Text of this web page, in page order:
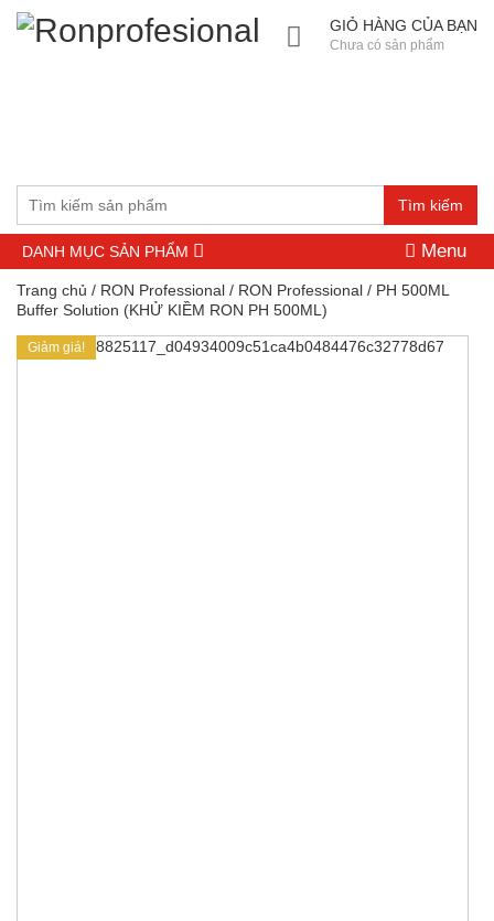
Tìm kiếm
GIỎ HÀNG CỦA BẠN
Chưa có sản phẩm
DANH MỤC SẢN PHẨM Menu
Trang chủ / RON Professional / RON Professional / PH 500ML
Buffer Solution (KHỬ KIỀM RON PH 500ML)
Giảm giá!